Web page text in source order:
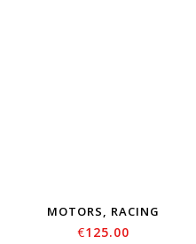
MOTORS, RACING
€125.00